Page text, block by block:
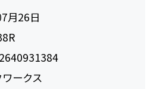
月26日
ークス